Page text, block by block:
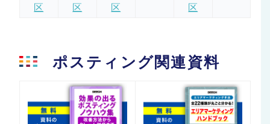
区
区
区
区
ポスティング関連資料